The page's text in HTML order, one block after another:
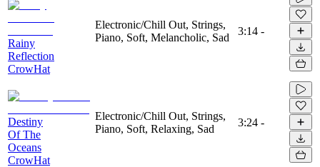
Rainy
Reflection
CrowHat
Electronic/Chill Out, Strings,
Piano, Soft, Melancholic, Sad
3:14 -
Destiny
Of The
Oceans
CrowHat
Electronic/Chill Out, Strings,
Piano, Soft, Relaxing, Sad
3:24 -